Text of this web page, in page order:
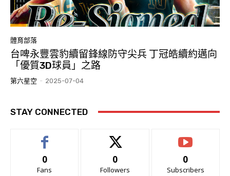
體育部落
台啤永豐雲豹續留鋒線防守尖兵 丁冠皓續約邁向
「優質3D球員」之路
第六星空 - 2025-07-04
STAY CONNECTED
0
Fans
0
Followers
0
Subscribers